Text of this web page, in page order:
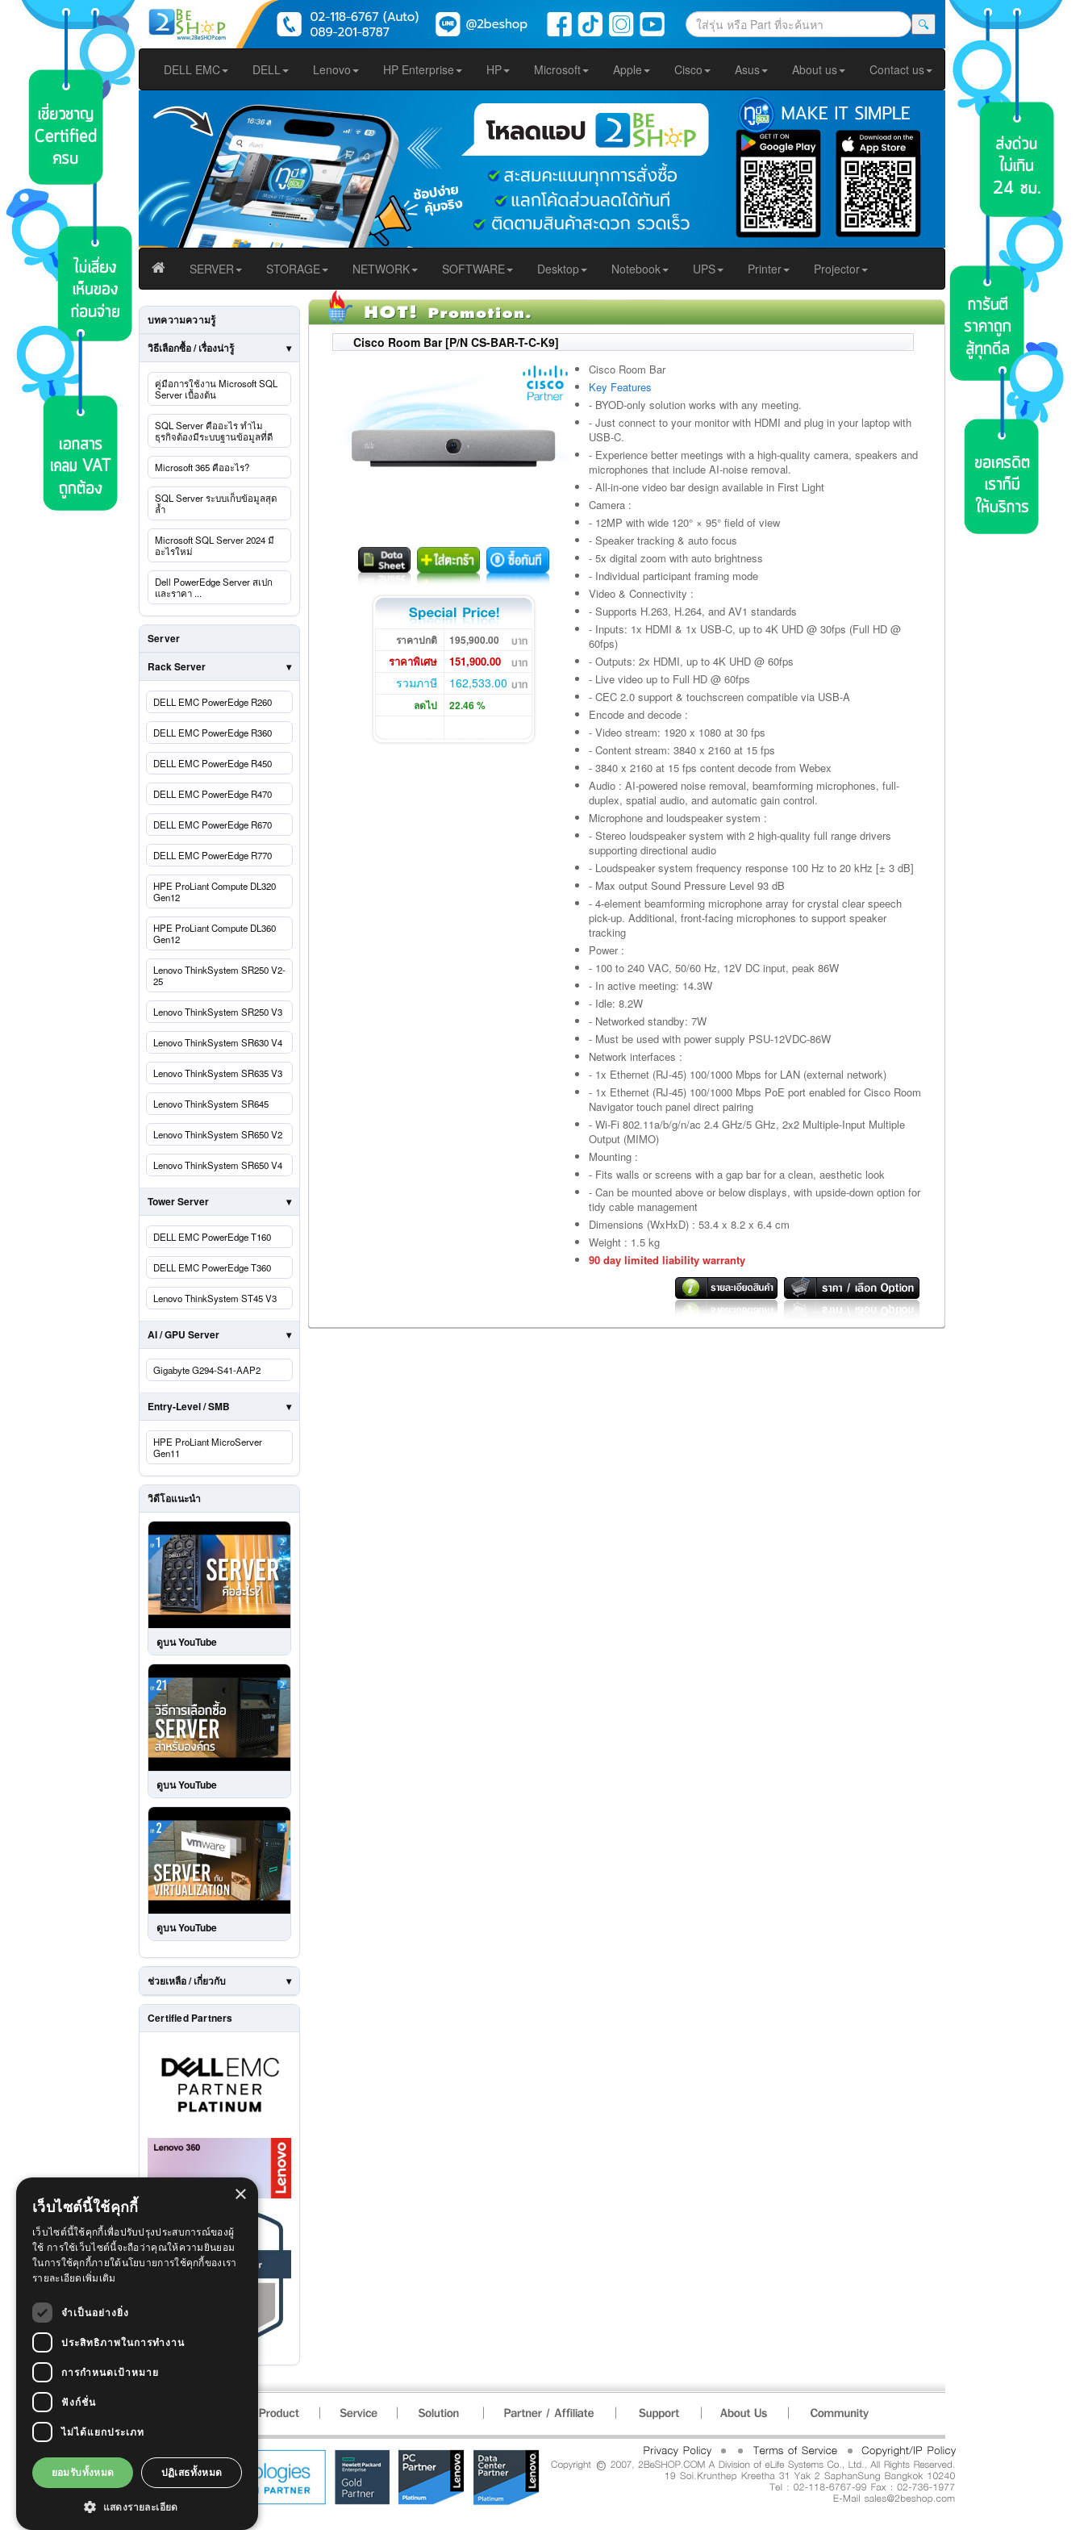
🔍
DELL EMC DELL Lenovo HP Enterprise HP Microsoft Apple Cisco Asus About us Contact us
SERVER STORAGE NETWORK SOFTWARE Desktop Notebook UPS Printer Projector
บทความความรู้
วิธีเลือกซื้อ / เรื่องน่ารู้
คู่มือการใช้งาน Microsoft SQL
Server เบื้องต้น
SQL Server คืออะไร ทำไม
ธุรกิจต้องมีระบบฐานข้อมูลที่ดี
Microsoft 365 คืออะไร?
SQL Server ระบบเก็บข้อมูลสุด
ล้ำ
Microsoft SQL Server 2024 มี
อะไรใหม่
Dell PowerEdge Server สเปก
และราคา ...
Server
Rack Server
DELL EMC PowerEdge R260
DELL EMC PowerEdge R360
DELL EMC PowerEdge R450
DELL EMC PowerEdge R470
DELL EMC PowerEdge R670
DELL EMC PowerEdge R770
HPE ProLiant Compute DL320
Gen12
HPE ProLiant Compute DL360
Gen12
Lenovo ThinkSystem SR250 V2-
25
Lenovo ThinkSystem SR250 V3
Lenovo ThinkSystem SR630 V4
Lenovo ThinkSystem SR635 V3
Lenovo ThinkSystem SR645
Lenovo ThinkSystem SR650 V2
Lenovo ThinkSystem SR650 V4
Tower Server
DELL EMC PowerEdge T160
DELL EMC PowerEdge T360
Lenovo ThinkSystem ST45 V3
AI / GPU Server
Gigabyte G294-S41-AAP2
Entry-Level / SMB
HPE ProLiant MicroServer
Gen11
วิดีโอแนะนำ
ดูบน YouTube
ดูบน YouTube
ดูบน YouTube
ช่วยเหลือ / เกี่ยวกับ
Certified Partners
Cisco Room Bar [P/N CS-BAR-T-C-K9]
ราคาปกติ 195,900.00
ราคาพิเศษ 151,900.00
รวมภาษี 162,533.00
ลดไป 22.46 %
Cisco Room Bar
Key Features
- BYOD-only solution works with any meeting.
- Just connect to your monitor with HDMI and plug in your laptop with
USB-C.
- Experience better meetings with a high-quality camera, speakers and
microphones that include AI-noise removal.
- All-in-one video bar design available in First Light
Camera :
- 12MP with wide 120° × 95° field of view
- Speaker tracking & auto focus
- 5x digital zoom with auto brightness
- Individual participant framing mode
Video & Connectivity :
- Supports H.263, H.264, and AV1 standards
- Inputs: 1x HDMI & 1x USB-C, up to 4K UHD @ 30fps (Full HD @
60fps)
- Outputs: 2x HDMI, up to 4K UHD @ 60fps
- Live video up to Full HD @ 60fps
- CEC 2.0 support & touchscreen compatible via USB-A
Encode and decode :
- Video stream: 1920 x 1080 at 30 fps
- Content stream: 3840 x 2160 at 15 fps
- 3840 x 2160 at 15 fps content decode from Webex
Audio : AI-powered noise removal, beamforming microphones, full-
duplex, spatial audio, and automatic gain control.
Microphone and loudspeaker system :
- Stereo loudspeaker system with 2 high-quality full range drivers
supporting directional audio
- Loudspeaker system frequency response 100 Hz to 20 kHz [± 3 dB]
- Max output Sound Pressure Level 93 dB
- 4-element beamforming microphone array for crystal clear speech
pick-up. Additional, front-facing microphones to support speaker
tracking
Power :
- 100 to 240 VAC, 50/60 Hz, 12V DC input, peak 86W
- In active meeting: 14.3W
- Idle: 8.2W
- Networked standby: 7W
- Must be used with power supply PSU-12VDC-86W
Network interfaces :
- 1x Ethernet (RJ-45) 100/1000 Mbps for LAN (external network)
- 1x Ethernet (RJ-45) 100/1000 Mbps PoE port enabled for Cisco Room
Navigator touch panel direct pairing
- Wi-Fi 802.11a/b/g/n/ac 2.4 GHz/5 GHz, 2x2 Multiple-Input Multiple
Output (MIMO)
Mounting :
- Fits walls or screens with a gap bar for a clean, aesthetic look
- Can be mounted above or below displays, with upside-down option for
tidy cable management
Dimensions (WxHxD) : 53.4 x 8.2 x 6.4 cm
Weight : 1.5 kg
90 day limited liability warranty
×
เว็บไซต์นี้ใช้คุกกี้
เว็บไซต์นี้ใช้คุกกี้เพื่อปรับปรุงประสบการณ์ของผู้
ใช้ การใช้เว็บไซต์นี้จะถือว่าคุณให้ความยินยอม
ในการใช้คุกกี้ภายใต้นโยบายการใช้คุกกี้ของเรา
รายละเอียดเพิ่มเติม
จำเป็นอย่างยิ่ง
ประสิทธิภาพในการทำงาน
การกำหนดเป้าหมาย
ฟังก์ชั่น
ไม่ได้แยกประเภท
ยอมรับทั้งหมด ปฏิเสธทั้งหมด
แสดงรายละเอียด